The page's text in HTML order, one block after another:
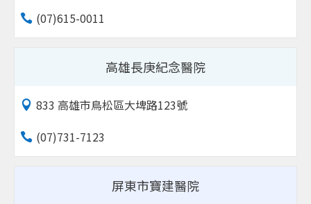
(07)615-0011
高雄長庚紀念醫院
833 高雄市鳥松區大埤路123號
(07)731-7123
屏東市寶建醫院